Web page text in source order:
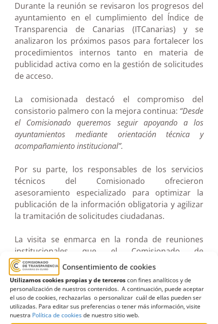
Consentimiento de cookies
Utilizamos cookies propias y de terceroscon fines analíticos y de
personalización de nuestros contenidos. A continuación, puede aceptar
el uso de cookies, rechazarlas o personalizar cuál de ellas pueden ser
utilizadas. Para editar sus preferencias o tener más información, visite
nuestra Política de cookiesde nuestro sitio web.
Durante la reunión se revisaron los progresos del
ayuntamiento en el cumplimiento del Índice de
Transparencia de Canarias (ITCanarias) y se
analizaron los próximos pasos para fortalecer los
procedimientos internos tanto en materia de
publicidad activa como en la gestión de solicitudes
de acceso.
La comisionada destacó el compromiso del
consistorio palmero con la mejora continua: “Desde
el Comisionado queremos seguir apoyando a los
ayuntamientos mediante orientación técnica y
acompañamiento institucional”.
Por su parte, los responsables de los servicios
técnicos del Comisionado ofrecieron
asesoramiento especializado para optimizar la
publicación de la información obligatoria y agilizar
la tramitación de solicitudes ciudadanas.
La visita se enmarca en la ronda de reuniones
institucionales que el Comisionado de
Transparencia está desarrollando con entidades
públicas de toda Canarias para impulsar el
cumplimiento de la normativa y fomentar la
cultura de la transparencia en las administraciones
públicas.